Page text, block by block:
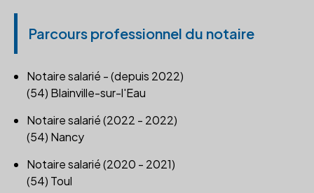
Parcours professionnel du notaire
Notaire salarié - (depuis 2022)
(54) Blainville-sur-l'Eau
Notaire salarié (2022 - 2022)
(54) Nancy
Notaire salarié (2020 - 2021)
(54) Toul